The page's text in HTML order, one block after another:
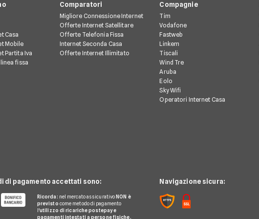
Casa
Mobile
Partita Iva
fissa
Comparatori
Migliore Connessione Internet
Offerte Internet Satellitare
Offerte Telefonia Fissa
Internet Seconda Casa
Offerte Internet Illimitato
Compagnie
Tim
Vodafone
Fastweb
Linkem
Tiscali
Wind Tre
Aruba
Eolo
Sky Wifi
Operatori Internet Casa
di pagamento accettati sono:
Ricorda: nel mercato assicurativo NON è
previsto come metodo di pagamento
l'utilizzo di ricariche postepay e
pagamenti intestati a persone fisiche.
Navigazione sicura: